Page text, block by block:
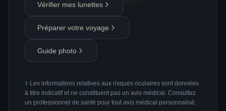
Vérifier mes lunettes
Préparer votre voyage
Guide photo
⚕️ Les informations relatives aux risques oculaires sont données
à titre indicatif et ne constituent pas un avis médical. Consultez
un professionnel de santé pour tout avis médical personnalisé.